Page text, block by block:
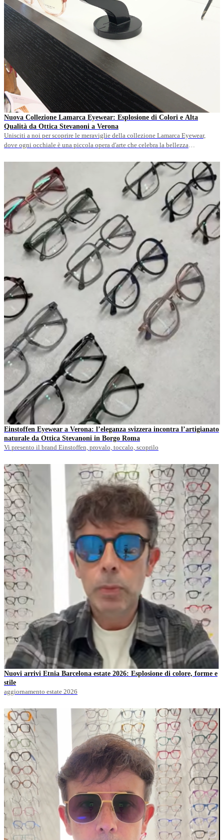
Nuova Collezione Lamarca Eyewear: Esplosione di Colori e Alta
Qualità da Ottica Stevanoni a Verona
Unisciti a noi per scoprire le meraviglie della collezione Lamarca Eyewear,
dove ogni occhiale è una piccola opera d'arte che celebra la bellezza
Einstoffen Eyewear a Verona: l’eleganza svizzera incontra l’artigianato
naturale da Ottica Stevanoni in Borgo Roma
Vi presento il brand Einstoffen, provalo, toccalo, scoprilo
Nuovi arrivi Etnia Barcelona estate 2026: Esplosione di colore, forme e
stile
aggiornamento estate 2026